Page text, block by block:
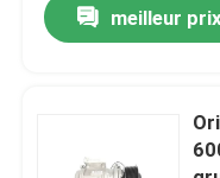
Demande de
Crane Electrical
meilleur prix